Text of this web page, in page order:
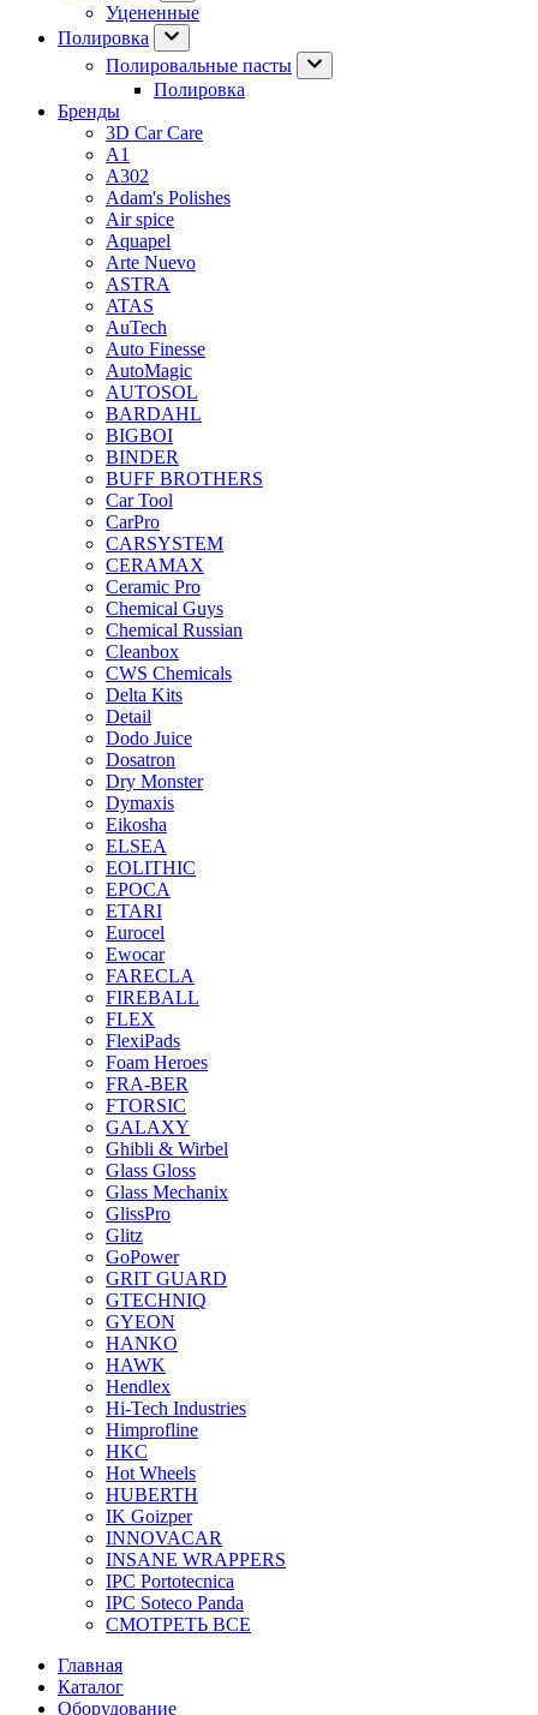
Уцененные
Полировка
Полировальные пасты
Полировка
Бренды
3D Car Care
A1
A302
Adam's Polishes
Air spice
Aquapel
Arte Nuevo
ASTRA
ATAS
AuTech
Auto Finesse
AutoMagic
AUTOSOL
BARDAHL
BIGBOI
BINDER
BUFF BROTHERS
Car Tool
CarPro
CARSYSTEM
CERAMAX
Ceramic Pro
Chemical Guys
Chemical Russian
Cleanbox
CWS Chemicals
Delta Kits
Detail
Dodo Juice
Dosatron
Dry Monster
Dymaxis
Eikosha
ELSEA
EOLITHIC
EPOCA
ETARI
Eurocel
Ewocar
FARECLA
FIREBALL
FLEX
FlexiPads
Foam Heroes
FRA-BER
FTORSIC
GALAXY
Ghibli & Wirbel
Glass Gloss
Glass Mechanix
GlissPro
Glitz
GoPower
GRIT GUARD
GTECHNIQ
GYEON
HANKO
HAWK
Hendlex
Hi-Tech Industries
Himprofline
HKC
Hot Wheels
HUBERTH
IK Goizper
INNOVACAR
INSANE WRAPPERS
IPC Portotecnica
IPC Soteco Panda
СМОТРЕТЬ ВСЕ
Главная
Каталог
Оборудование